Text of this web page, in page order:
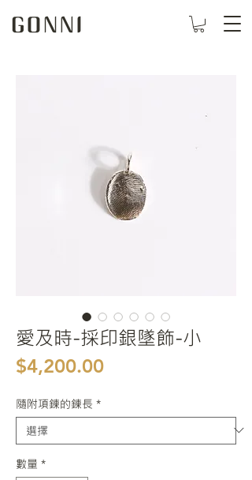
愛及時-採印銀墜飾-小
$4,200.00價格
隨附項鍊的鍊長 *
數量 *